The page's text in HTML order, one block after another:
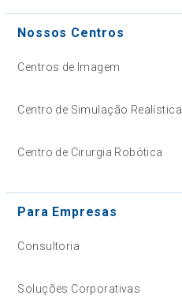
Nossos Centros
Centros de Imagem
Centro de Simulação Realística
Centro de Cirurgia Robótica
Para Empresas
Consultoria
Soluções Corporativas